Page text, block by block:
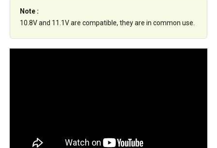
Note :
10.8V and 11.1V are compatible, they are in common use.